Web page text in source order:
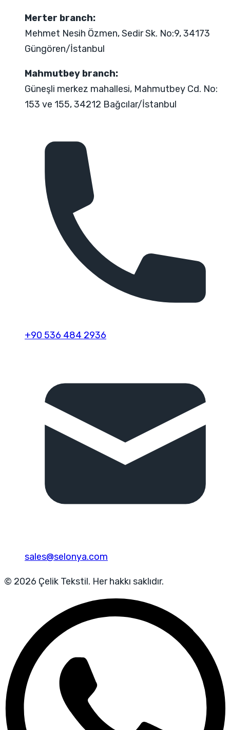
Merter branch:
Mehmet Nesih Özmen, Sedir Sk. No:9, 34173
Güngören/İstanbul
Mahmutbey branch:
Güneşli merkez mahallesi, Mahmutbey Cd. No:
153 ve 155, 34212 Bağcılar/İstanbul
+90 536 484 2936
sales@selonya.com
© 2026 Çelik Tekstil. Her hakkı saklıdır.